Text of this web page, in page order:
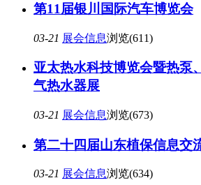
第11届银川国际汽车博览会
03-21 展会信息浏览(611)
亚太热水科技博览会暨热泵
气热水器展
03-21 展会信息浏览(673)
第二十四届山东植保信息交
03-21 展会信息浏览(634)